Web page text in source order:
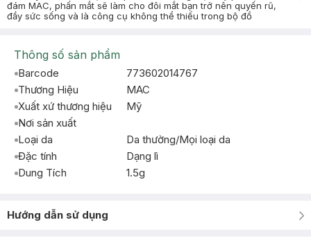
đám MAC, phấn mắt sẽ làm cho đôi mắt bạn trở nên quyến rũ,
đầy sức sống và là công cụ không thể thiếu trong bộ đồ
Thông số sản phẩm
Barcode
773602014767
Thương Hiệu
MAC
Xuất xứ thương hiệu
Mỹ
Nơi sản xuất
Loại da
Da thường/Mọi loại da
Đặc tính
Dạng lì
Dung Tích
1.5g
Hướng dẫn sử dụng